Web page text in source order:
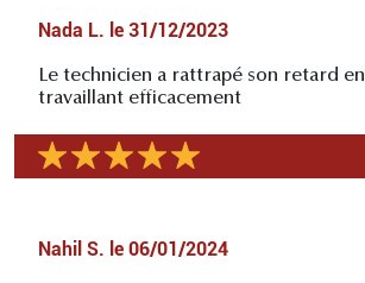
Nada L. le 31/12/2023
Le technicien a rattrapé son retard en
travaillant efficacement
Nahil S. le 06/01/2024